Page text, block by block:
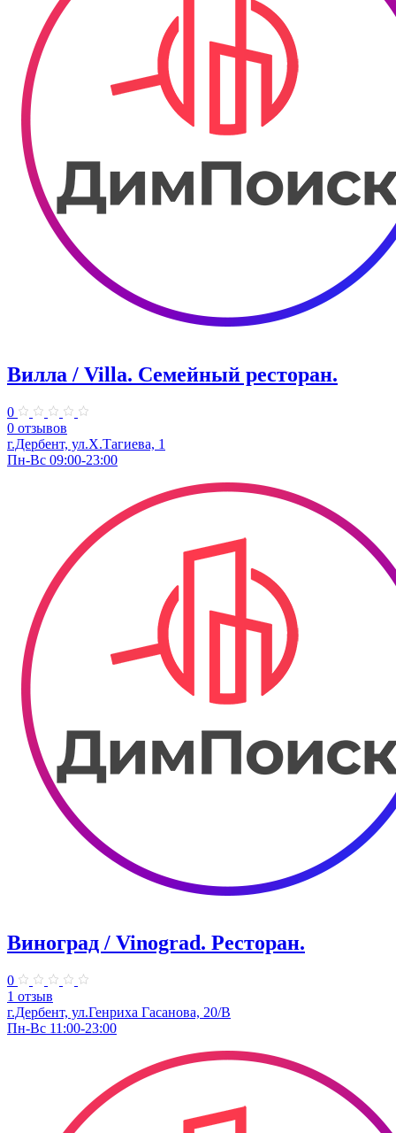
Вилла / Villa. Семейный ресторан.
0
0 отзывов
г.Дербент, ул.Х.Тагиева, 1
Пн-Вс 09:00-23:00
Виноград / Vinograd. Ресторан.
0
1 отзыв
г.Дербент, ​ул.Генриха Гасанова, 20/В
Пн-Вс 11:00-23:00